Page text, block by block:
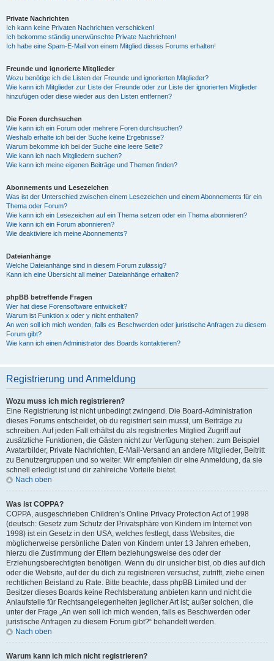
Private Nachrichten
Ich kann keine Privaten Nachrichten verschicken!
Ich bekomme ständig unerwünschte Private Nachrichten!
Ich habe eine Spam-E-Mail von einem Mitglied dieses Forums erhalten!
Freunde und ignorierte Mitglieder
Wozu benötige ich die Listen der Freunde und ignorierten Mitglieder?
Wie kann ich Mitglieder zur Liste der Freunde oder zur Liste der ignorierten Mitglieder
hinzufügen oder diese wieder aus den Listen entfernen?
Die Foren durchsuchen
Wie kann ich ein Forum oder mehrere Foren durchsuchen?
Weshalb erhalte ich bei der Suche keine Ergebnisse?
Warum bekomme ich bei der Suche eine leere Seite?
Wie kann ich nach Mitgliedern suchen?
Wie kann ich meine eigenen Beiträge und Themen finden?
Abonnements und Lesezeichen
Was ist der Unterschied zwischen einem Lesezeichen und einem Abonnements für ein
Thema oder Forum?
Wie kann ich ein Lesezeichen auf ein Thema setzen oder ein Thema abonnieren?
Wie kann ich ein Forum abonnieren?
Wie deaktiviere ich meine Abonnements?
Dateianhänge
Welche Dateianhänge sind in diesem Forum zulässig?
Kann ich eine Übersicht all meiner Dateianhänge erhalten?
phpBB betreffende Fragen
Wer hat diese Forensoftware entwickelt?
Warum ist Funktion x oder y nicht enthalten?
An wen soll ich mich wenden, falls es Beschwerden oder juristische Anfragen zu diesem
Forum gibt?
Wie kann ich einen Administrator des Boards kontaktieren?
Registrierung und Anmeldung
Wozu muss ich mich registrieren?
Eine Registrierung ist nicht unbedingt zwingend. Die Board-Administration
dieses Forums entscheidet, ob du registriert sein musst, um Beiträge zu
schreiben. Auf jeden Fall erhältst du als registriertes Mitglied Zugriff auf
zusätzliche Funktionen, die Gästen nicht zur Verfügung stehen: zum Beispiel
Avatarbilder, Private Nachrichten, E-Mail-Versand an andere Mitglieder, Beitritt
zu Benutzergruppen und so weiter. Wir empfehlen dir eine Anmeldung, da sie
schnell erledigt ist und dir zahlreiche Vorteile bietet.
Nach oben
Was ist COPPA?
COPPA, ausgeschrieben Children’s Online Privacy Protection Act of 1998
(deutsch: Gesetz zum Schutz der Privatsphäre von Kindern im Internet von
1998) ist ein Gesetz in den USA, welches festlegt, dass Websites, die
möglicherweise persönliche Daten von Kindern unter 13 Jahren erheben,
hierzu die Zustimmung der Eltern beziehungsweise des oder der
Erziehungsberechtigten benötigen. Wenn du dir unsicher bist, ob dies auf dich
oder die Website, auf der du dich zu registrieren versuchst, zutrifft, ziehe einen
rechtlichen Beistand zu Rate. Bitte beachte, dass phpBB Limited und der
Besitzer dieses Boards keine Rechtsberatung anbieten kann und nicht die
Anlaufstelle für Rechtsangelegenheiten jeglicher Art ist; außer solchen, die
unter der Frage „An wen soll ich mich wenden, falls es Beschwerden oder
juristische Anfragen zu diesem Forum gibt?“ behandelt werden.
Nach oben
Warum kann ich mich nicht registrieren?